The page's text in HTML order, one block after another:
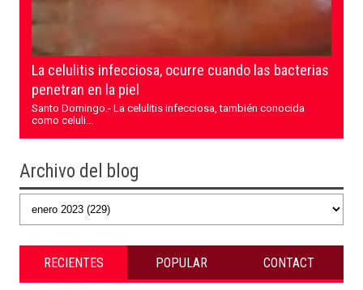
La celulitis infecciosa, ocurre cuando las bacterias
penetran en la piel
Santo Domingo.- La celulitis infecciosa, también conocida
como celuli...
Archivo del blog
RECIENTES POPULAR CONTACT